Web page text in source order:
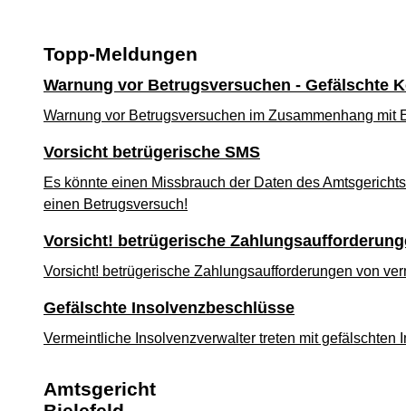
Topp-Meldungen
Warnung vor Betrugsversuchen - Gefälschte
Warnung vor Betrugsversuchen im Zusammenhang
Vorsicht betrügerische SMS
Es könnte einen Missbrauch der Daten des
einen Betrugsversuch!
Vorsicht! betrügerische
Vorsicht! betrügerische Zahlungsaufforderungen von
Gefälschte Insolvenzbeschlüsse
Vermeintliche Insolvenzverwalter treten mit gefälschten
Amtsgericht